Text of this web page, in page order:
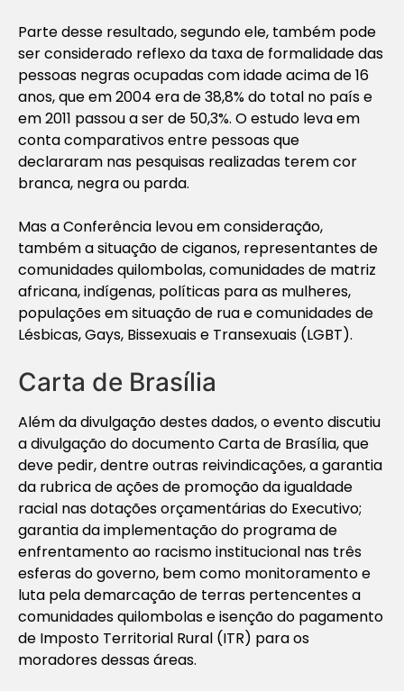
Parte desse resultado, segundo ele, também pode
ser considerado reflexo da taxa de formalidade das
pessoas negras ocupadas com idade acima de 16
anos, que em 2004 era de 38,8% do total no país e
em 2011 passou a ser de 50,3%. O estudo leva em
conta comparativos entre pessoas que
declararam nas pesquisas realizadas terem cor
branca, negra ou parda.
Mas a Conferência levou em consideração,
também a situação de ciganos, representantes de
comunidades quilombolas, comunidades de matriz
africana, indígenas, políticas para as mulheres,
populações em situação de rua e comunidades de
Lésbicas, Gays, Bissexuais e Transexuais (LGBT).
Carta de Brasília
Além da divulgação destes dados, o evento discutiu
a divulgação do documento Carta de Brasília, que
deve pedir, dentre outras reivindicações, a garantia
da rubrica de ações de promoção da igualdade
racial nas dotações orçamentárias do Executivo;
garantia da implementação do programa de
enfrentamento ao racismo institucional nas três
esferas do governo, bem como monitoramento e
luta pela demarcação de terras pertencentes a
comunidades quilombolas e isenção do pagamento
de Imposto Territorial Rural (ITR) para os
moradores dessas áreas.